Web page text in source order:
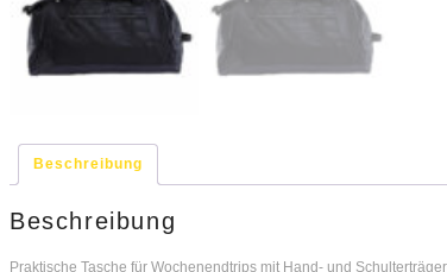
Beschreibung
Beschreibung
Praktische Tasche für Wochenendtrips mit Hand- und